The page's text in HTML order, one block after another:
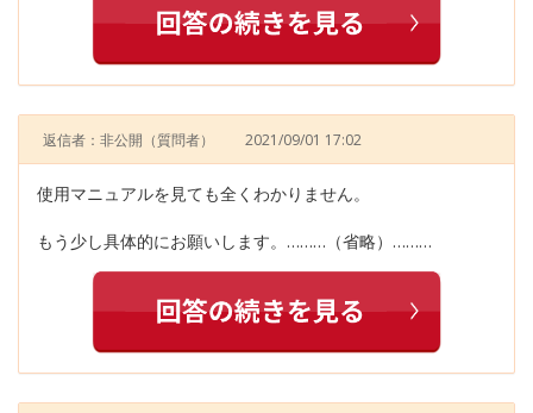
返信者：非公開 （質問者） 2021/09/01 17:02
使用マニュアルを見ても全くわかりません。
もう少し具体的にお願いします。………（省略）………